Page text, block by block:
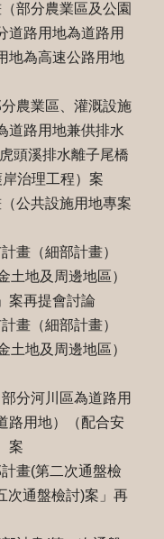
部分農業區及公園
道路用地為道路用
地為高速公路用地
農業區、灌溉設施
道路用地兼供排水
頭溪排水離子尾橋
治理工程）案
公共設施用地專案
畫（細部計畫）
土地及周邊地區）
案再提會討論
畫（細部計畫）
土地及周邊地區）
分河川區為道路用
路用地）（配合安
案
畫(第二次通盤檢
次通盤檢討)案」再